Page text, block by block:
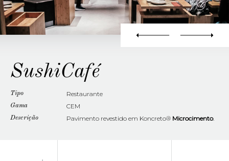
SushiCafé
Tipo Restaurante
Gama CEM
Descrição Pavimento revestido em Koncreto® Microcimento.